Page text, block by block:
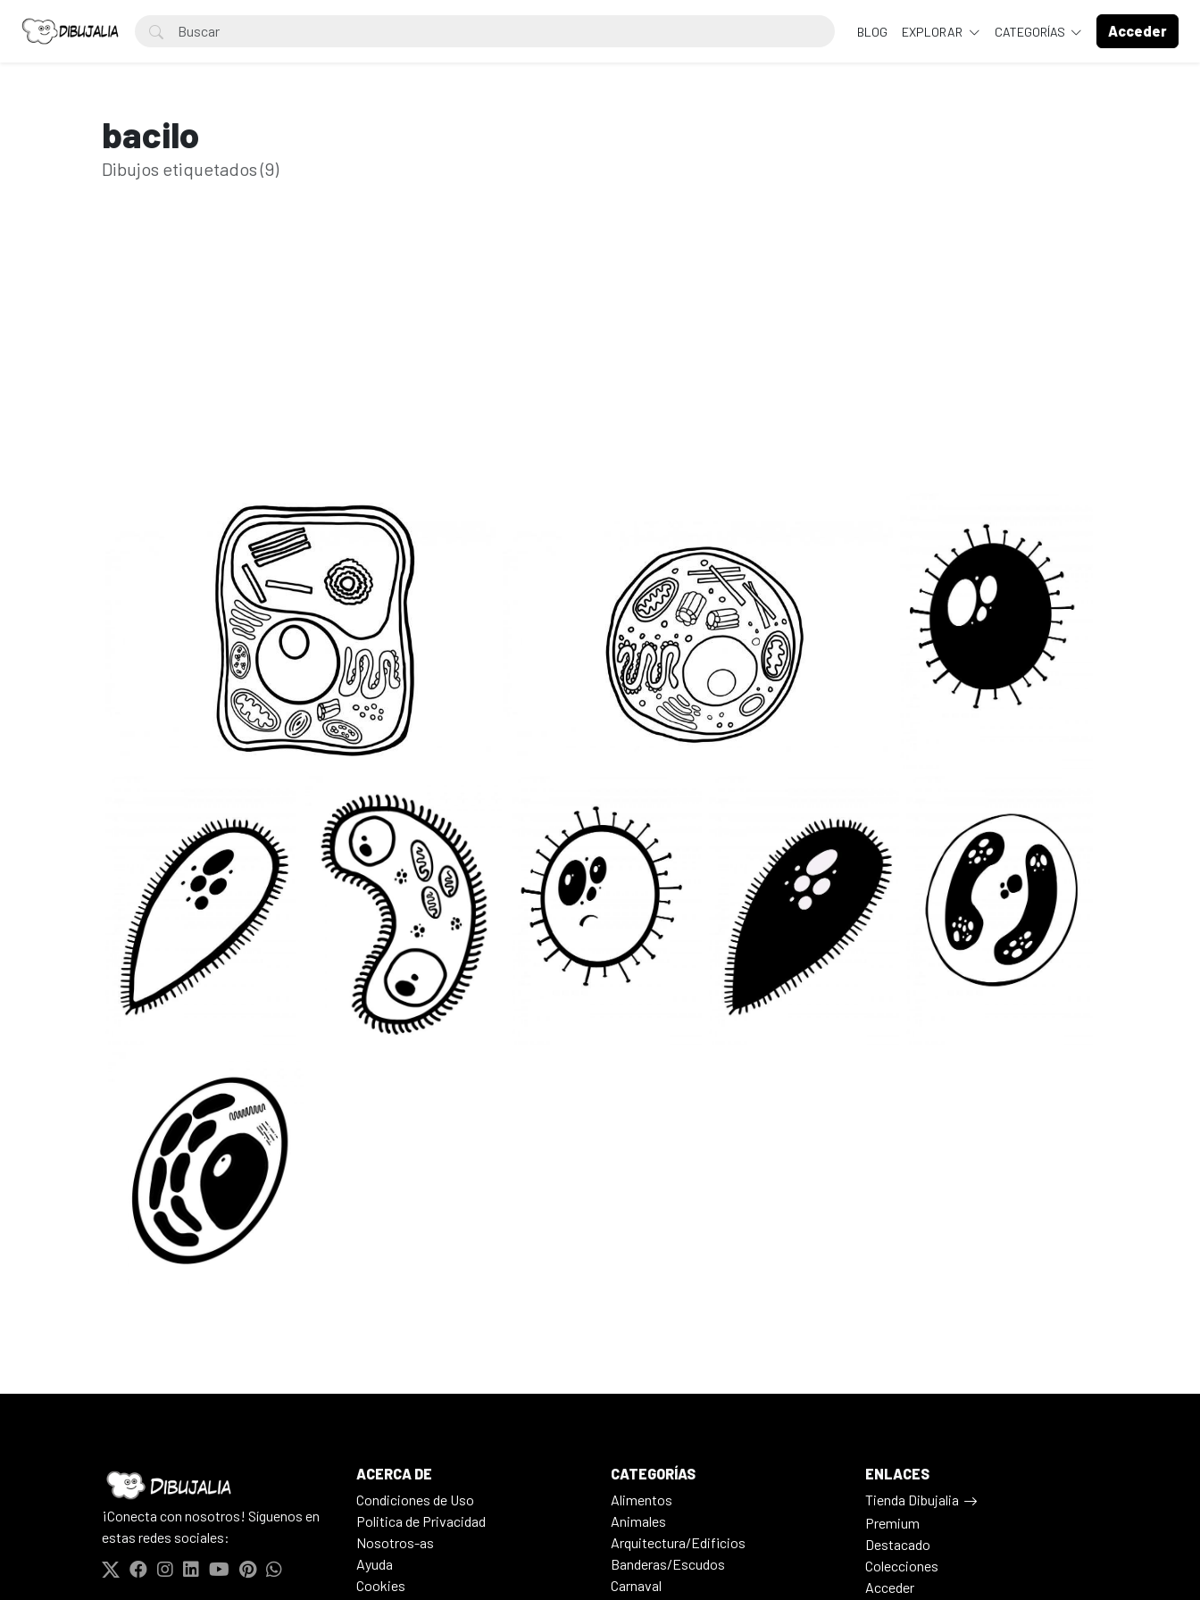
BLOG EXPLORAR CATEGORÍAS Acceder
bacilo
Dibujos etiquetados (9)
¡Conecta con nosotros! Síguenos en
estas redes sociales:
ACERCA DE
Condiciones de Uso
Politica de Privacidad
Nosotros-as
Ayuda
Cookies
CATEGORÍAS
Alimentos
Animales
Arquitectura/Edificios
Banderas/Escudos
Carnaval
ENLACES
Tienda Dibujalia
Premium
Destacado
Colecciones
Acceder